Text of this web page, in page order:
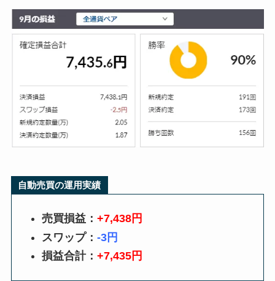
自動売買の運用実績
売買損益：+7,438円
スワップ：-3円
損益合計：+7,435円